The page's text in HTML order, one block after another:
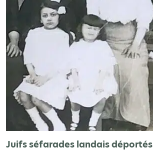
Juifs séfarades landais déportés